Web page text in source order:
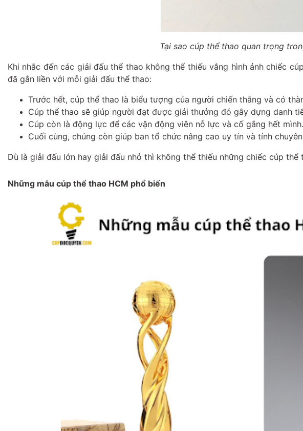
Tại sao cúp thể thao quan trọng
Khi nhắc đến các giải đấu thể thao không thể thiếu vắng hình ảnh chiếc
đã gắn liền với mỗi giải đấu thể thao:
Trước hết, cúp thể thao là biểu tượng của người chiến thắng và có
Cúp thể thao sẽ giúp người đạt được giải thưởng đó gây dựng danh
Cúp còn là động lực để các vận động viên nỗ lực và cố gắng hết mình.
Cuối cùng, chúng còn giúp ban tổ chức nâng cao uy tín và tính
Dù là giải đấu lớn hay giải đấu nhỏ thì không thể thiếu những chiếc cúp thể
Những mẫu cúp thể thao HCM phổ biến